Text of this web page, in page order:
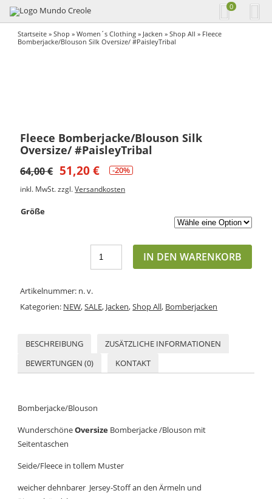
0
Startseite »Shop »Women´s Clothing » Jacken »Shop All » Fleece
Bomberjacke/Blouson Silk Oversize/ #PaisleyTribal
Fleece Bomberjacke/Blouson Silk
Oversize/ #PaisleyTribal
64,00€ 51,20€ -20%
inkl. MwSt. zzgl.Versandkosten
Größe
IN DEN WARENKORB
Artikelnummer: n. v.
Kategorien: NEW,SALE, Jacken,Shop All, Bomberjacken
BESCHREIBUNG
ZUSÄTZLICHE INFORMATIONEN
BEWERTUNGEN (0)
KONTAKT
Bomberjacke/Blouson
WunderschöneOversize Bomberjacke /Blouson mit
Seitentaschen
Seide/Fleece in tollem Muster
weicher dehnbarer Jersey-Stoff an den Ärmeln und